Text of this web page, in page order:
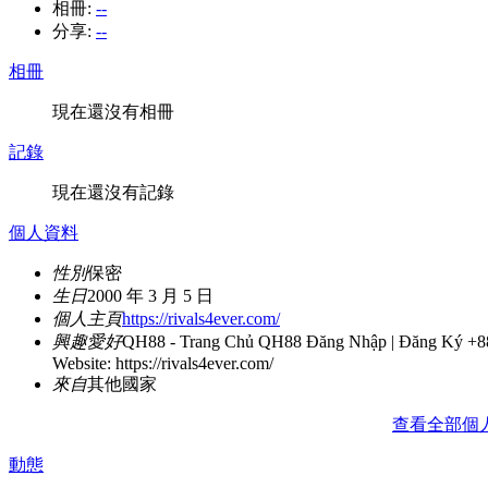
相冊: --
分享: --
相冊
現在還沒有相冊
記錄
現在還沒有記錄
個人資料
性別保密
生日2000 年 3 月 5 日
個人主頁https://rivals4ever.com/
興趣愛好QH88 - Trang Chủ QH88 Đăng Nhập | Đăng Ký
Website: https://rivals4ever.com/
來自其他國家
查看全部個
動態